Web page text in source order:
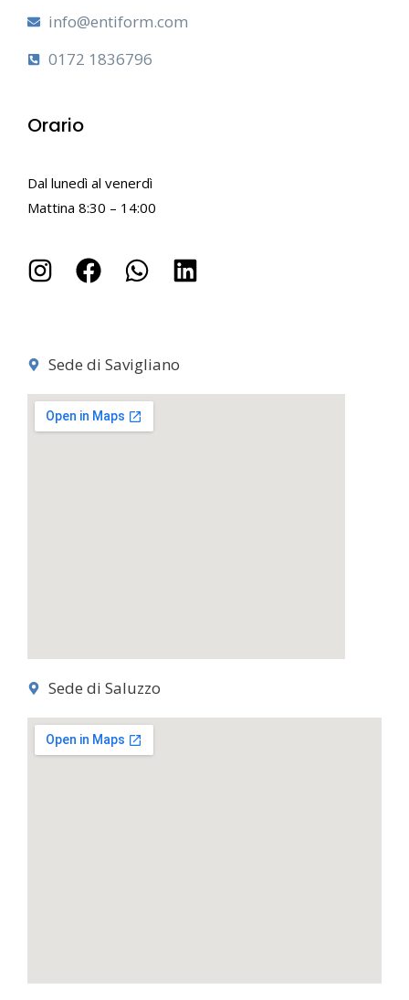
info@entiform.com
0172 1836796
Orario
Dal lunedì al venerdì
Mattina 8:30 – 14:00
Sede di Savigliano
Sede di Saluzzo